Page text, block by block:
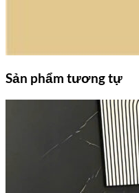
Sản phẩm tương tự